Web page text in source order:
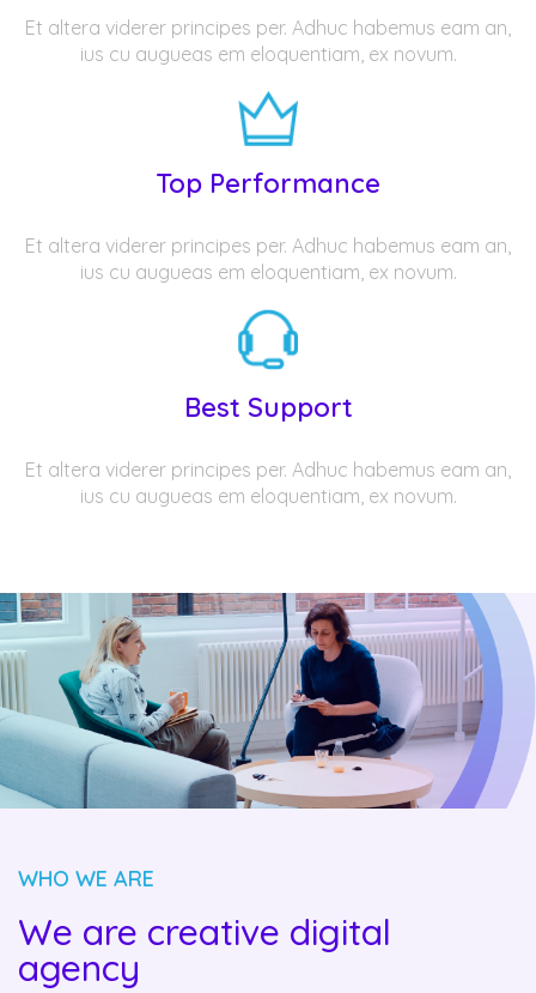
Et altera viderer principes per. Adhuc habemus eam an,
ius cu augueas em eloquentiam, ex novum.
Top Performance
Et altera viderer principes per. Adhuc habemus eam an,
ius cu augueas em eloquentiam, ex novum.
Best Support
Et altera viderer principes per. Adhuc habemus eam an,
ius cu augueas em eloquentiam, ex novum.
WHO WE ARE
We are creative digital
agency